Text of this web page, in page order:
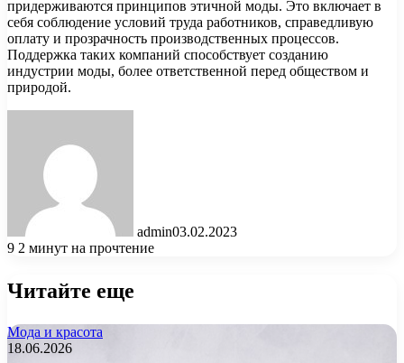
придерживаются принципов этичной моды. Это включает в
себя соблюдение условий труда работников, справедливую
оплату и прозрачность производственных процессов.
Поддержка таких компаний способствует созданию
индустрии моды, более ответственной перед обществом и
природой.
admin03.02.2023
9 2 минут на прочтение
Читайте еще
Мода и красота
18.06.2026